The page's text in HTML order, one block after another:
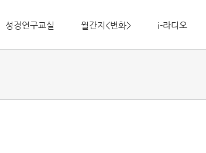
성경연구교실 월간지<변화> i-라디오